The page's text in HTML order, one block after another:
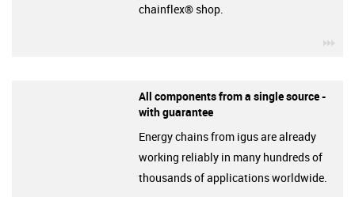
chainflex® shop.
All components from a single source -
with guarantee
Energy chains from igus are already
working reliably in many hundreds of
thousands of applications worldwide.